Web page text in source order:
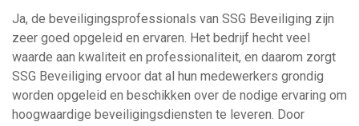
Ja, de beveiligingsprofessionals van SSG Beveiliging zijn
zeer goed opgeleid en ervaren. Het bedrijf hecht veel
waarde aan kwaliteit en professionaliteit, en daarom zorgt
SSG Beveiliging ervoor dat al hun medewerkers grondig
worden opgeleid en beschikken over de nodige ervaring om
hoogwaardige beveiligingsdiensten te leveren. Door